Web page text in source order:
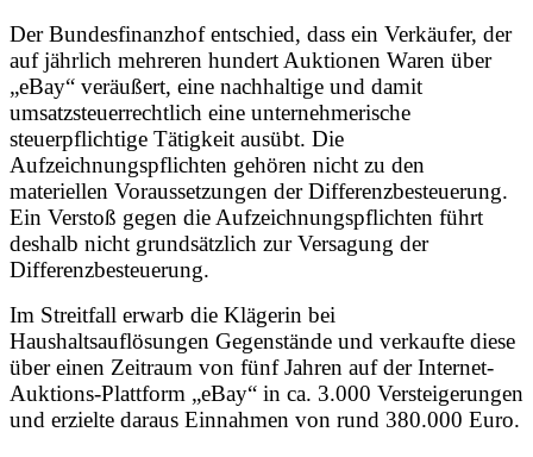
Der Bundesfinanzhof entschied, dass ein Verkäufer, der
auf jährlich mehreren hundert Auktionen Waren über
„eBay“ veräußert, eine nachhaltige und damit
umsatzsteuerrechtlich eine unternehmerische
steuerpflichtige Tätigkeit ausübt. Die
Aufzeichnungspflichten gehören nicht zu den
materiellen Voraussetzungen der Differenzbesteuerung.
Ein Verstoß gegen die Aufzeichnungspflichten führt
deshalb nicht grundsätzlich zur Versagung der
Differenzbesteuerung.
Im Streitfall erwarb die Klägerin bei
Haushaltsauflösungen Gegenstände und verkaufte diese
über einen Zeitraum von fünf Jahren auf der Internet-
Auktions-Plattform „eBay“ in ca. 3.000 Versteigerungen
und erzielte daraus Einnahmen von rund 380.000 Euro.